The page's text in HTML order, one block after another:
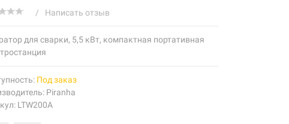
/ Написать отзыв
для сварки, 5,5 кВт, компактная портативная
Под заказ
Piranha
LTW200A